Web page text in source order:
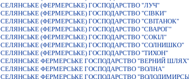
СЕЛЯНСЬКЕ (ФЕРМЕРСЬКЕ) ГОСПОДАРСТВО "ЛУЧ"
СЕЛЯНСЬКЕ (ФЕРМЕРСЬКЕ) ГОСПОДАРСТВО "СIВКИ"
СЕЛЯНСЬКЕ (ФЕРМЕРСЬКЕ) ГОСПОДАРСТВО "СВIТАНОК"
СЕЛЯНСЬКЕ (ФЕРМЕРСЬКЕ) ГОСПОДАРСТВО "СВАРОГ"
СЕЛЯНСЬКЕ (ФЕРМЕРСЬКЕ) ГОСПОДАРСТВО "СОКІЛ"
СЕЛЯНСЬКЕ (ФЕРМЕРСЬКЕ) ГОСПОДАРСТВО "СОЛНИШКО"
СЕЛЯНСЬКЕ (ФЕРМЕРСЬКЕ) ГОСПОДАРСТВО "ТИХОН"
СЕЛЯНСЬКЕ ФЕРМЕРСЬКЕ ГОСПОДАРСТВО "ВЕРНИЙ ШЛЯХ"
СЕЛЯНСЬКЕ ФЕРМЕРСЬКЕ ГОСПОДАРСТВО "ВОЛНА"
СЕЛЯНСЬКЕ ФЕРМЕРСЬКЕ ГОСПОДАРСТВО